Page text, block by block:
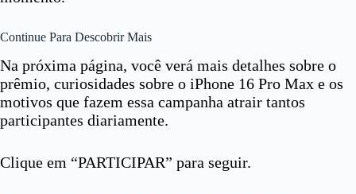
Continue Para Descobrir Mais
Na próxima página, você verá mais detalhes sobre o
prêmio, curiosidades sobre o iPhone 16 Pro Max e os
motivos que fazem essa campanha atrair tantos
participantes diariamente.
Clique em “PARTICIPAR” para seguir.